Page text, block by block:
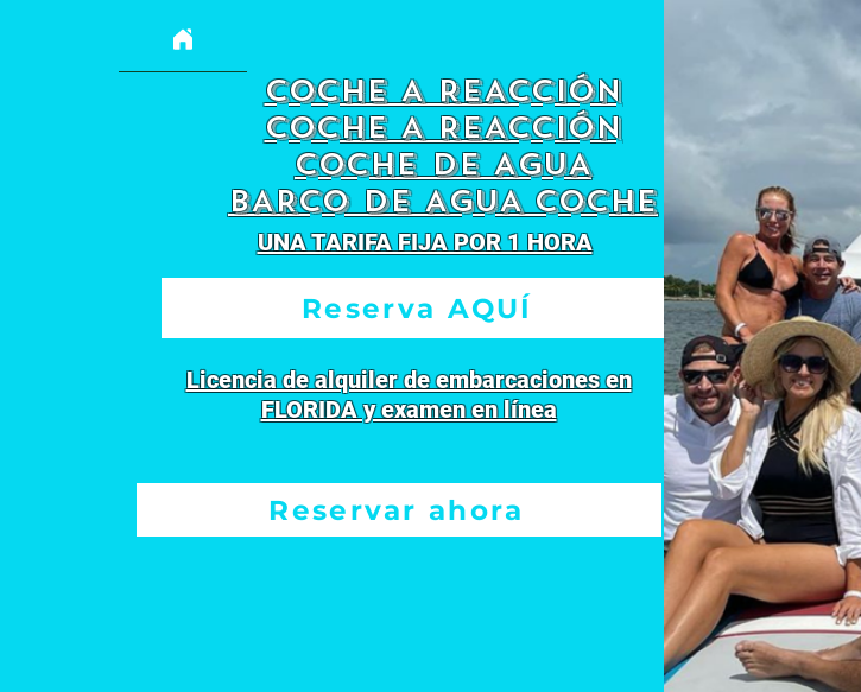
COCHE A REACCIÓN
COCHE A REACCIÓN
COCHE DE AGUA
BARCO DE AGUA COCHE
UNA TARIFA FIJA POR 1 HORA
Reserva AQUÍ
Licencia de alquiler de embarcaciones en
FLORIDA y examen en línea
Reservar ahora